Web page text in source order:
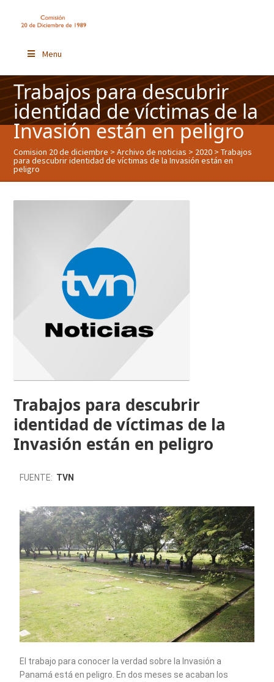
Menu
Trabajos para descubrir
identidad de víctimas de la
Invasión están en peligro
Comision 20 de diciembre >Archivo de noticias > 2020 > Trabajos
para descubrir identidad de víctimas de la Invasión están en
peligro
Trabajos para descubrir
identidad de víctimas de la
Invasión están en peligro
FUENTE: TVN
El trabajo para conocer la verdad sobre la Invasión a
Panamá está en peligro. En dos meses se acaban los